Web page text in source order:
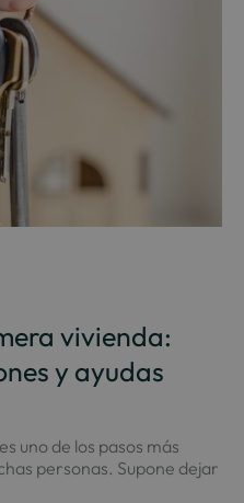
vivienda:
y ayudas
uno de los pasos más
personas. Supone dejar